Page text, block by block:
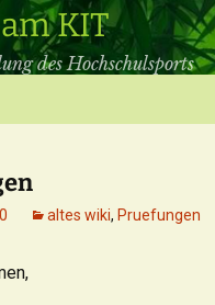
KIT
des Hochschulsports
altes wiki, Pruefungen